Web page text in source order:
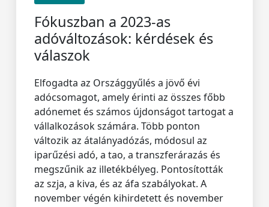
Fókuszban a 2023-as
adóváltozások: kérdések és
válaszok
Elfogadta az Országgyűlés a jövő évi
adócsomagot, amely érinti az összes főbb
adónemet és számos újdonságot tartogat a
vállalkozások számára. Több ponton
változik az átalányadózás, módosul az
iparűzési adó, a tao, a transzferárazás és
megszűnik az illetékbélyeg. Pontosították
az szja, a kiva, és az áfa szabályokat. A
november végén kihirdetett és november